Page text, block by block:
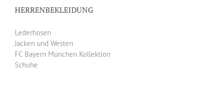
HERRENBEKLEIDUNG
Lederhosen
Jacken und Westen
FC Bayern München Kollektion
Schuhe